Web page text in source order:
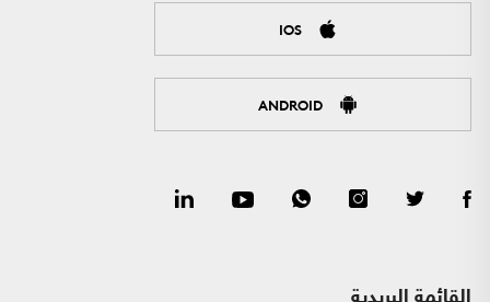
IOS
ANDROID